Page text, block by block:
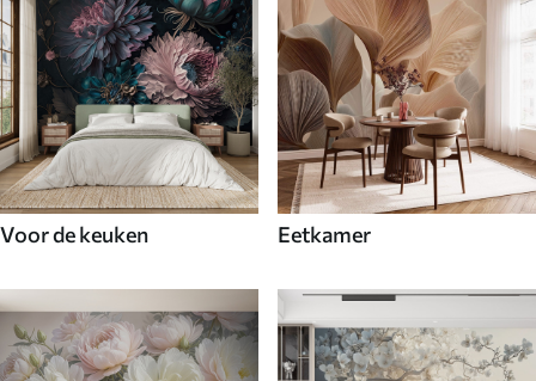
Voor de keuken Eetkamer